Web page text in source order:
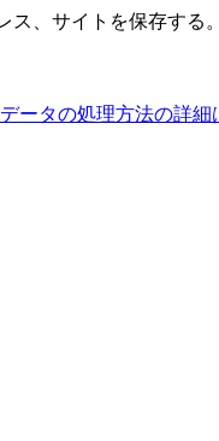
、サイトを保存する。
ータの処理方法の詳